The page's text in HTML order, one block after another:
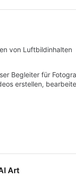
von Luftbildinhalten
Begleiter für
erstellen,
Art